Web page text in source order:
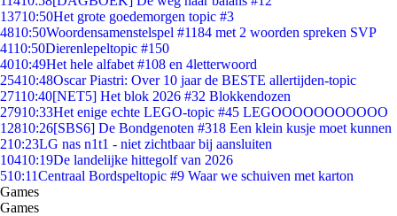
13710:50Het grote goedemorgen topic #3
4810:50Woordensamenstelspel #1184 met 2 woorden spreken SVP
4110:50Dierenlepeltopic #150
4010:49Het hele alfabet #108 en 4letterwoord
25410:48Oscar Piastri: Over 10 jaar de BESTE allertijden-topic
27110:40[NET5] Het blok 2026 #32 Blokkendozen
27910:33Het enige echte LEGO-topic #45 LEGOOOOOOOOOOO
12810:26[SBS6] De Bondgenoten #318 Een klein kusje moet kunnen
210:23LG nas n1t1 - niet zichtbaar bij aansluiten
10410:19De landelijke hittegolf van 2026
510:11Centraal Bordspeltopic #9 Waar we schuiven met karton
Games
Games